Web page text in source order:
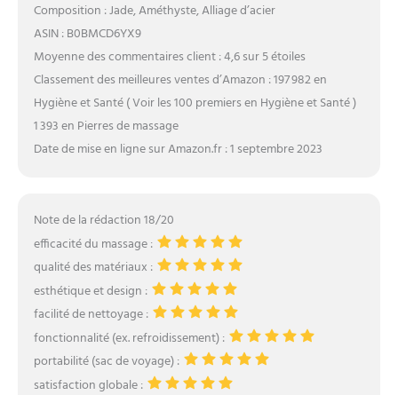
Composition : Jade, Améthyste, Alliage d’acier
ASIN : B0BMCD6YX9
Moyenne des commentaires client : 4,6 sur 5 étoiles
Classement des meilleures ventes d’Amazon : 197 982 en
Hygiène et Santé ( Voir les 100 premiers en Hygiène et Santé )
1 393 en Pierres de massage
Date de mise en ligne sur Amazon.fr : 1 septembre 2023
Note de la rédaction 18/20
efficacité du massage :
qualité des matériaux :
esthétique et design :
facilité de nettoyage :
fonctionnalité (ex. refroidissement) :
portabilité (sac de voyage) :
satisfaction globale :